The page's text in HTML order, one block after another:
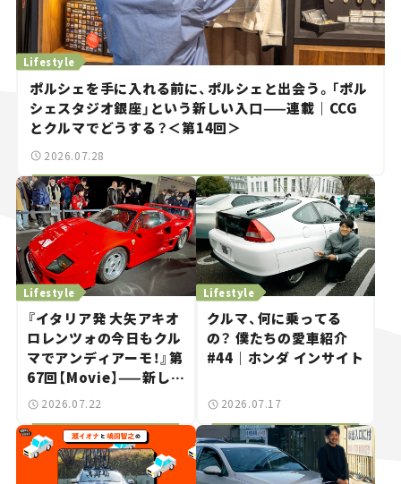
Lifestyle
ポルシェを手に入れる前に、ポルシェと出会う。「ポル
シェスタジオ銀座」という新しい入口——連載｜CCG
とクルマでどうする？＜第14回＞
2026.07.28
Lifestyle
『イタリア発 大矢アキオ
ロレンツォの今日もクル
マでアンディアーモ！』第
67回【Movie】——新しい
スーパーカーショーで起
2026.07.22
Lifestyle
クルマ、何に乗ってる
の？ 僕たちの愛車紹介
#44｜ホンダ インサイト
2026.07.17